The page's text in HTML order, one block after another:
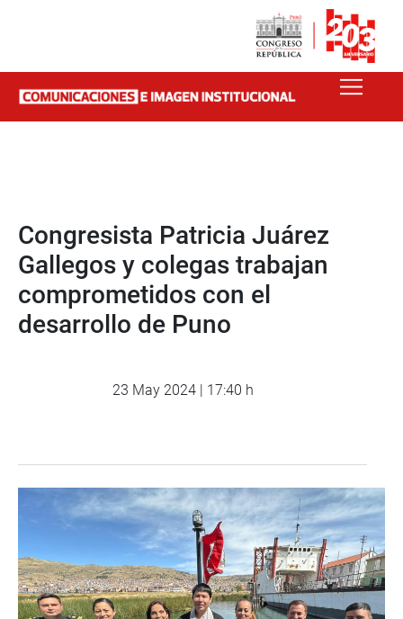
Congresista Patricia Juárez
Gallegos y colegas trabajan
comprometidos con el
desarrollo de Puno
23 May 2024 | 17:40 h